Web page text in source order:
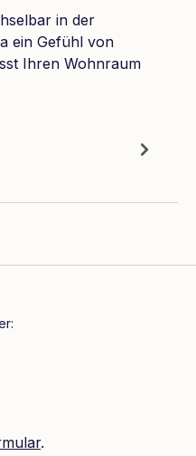
in der
ein Gefühl von
Ihren Wohnraum
.